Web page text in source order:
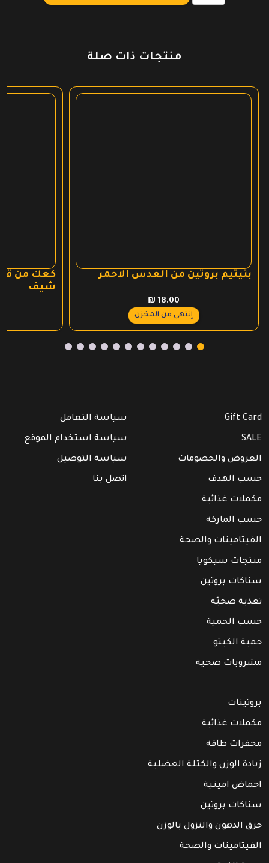
منتجات ذات صلة
بتيتيم بروتين من العدس الاحمر
₪ 18.00
إنتهى من المخزن
كعك من قمح
شيف
Gift Card
SALE
العروض والخصومات
حسب الهدف
مكملات غذائية
حسب الماركة
الفيتامينات والصحة
منتجات سيكويا
سناكات بروتين
تغذية صحيّة
حسب الحمية
حمية الكيتو
مشروبات صحية
سياسة التعامل
سياسة استخدام الموقع
سياسة التوصيل
اتصل بنا
بروتينات
مكملات غذائية
محفزات طاقة
زيادة الوزن والكتلة العضلية
احماض امينية
سناكات بروتين
حرق الدهون والنزول بالوزن
الفيتامينات والصحة